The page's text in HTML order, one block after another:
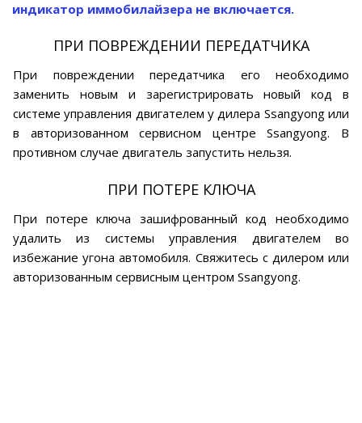
индикатор иммобилайзера не включается.
ПРИ ПОВРЕЖДЕНИИ ПЕРЕДАТЧИКА
При повреждении передатчика его необходимо
заменить новым и зарегистрировать новый код в
системе управления двигателем у дилера Ssangyong или
в авторизованном сервисном центре Ssangyong. В
противном случае двигатель запустить нельзя.
ПРИ ПОТЕРЕ КЛЮЧА
При потере ключа зашифрованный код необходимо
удалить из системы управления двигателем во
избежание угона автомобиля. Свяжитесь с дилером или
авторизованным сервисным центром Ssangyong.